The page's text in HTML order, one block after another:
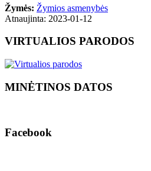
Žymės: Žymios asmenybės
Atnaujinta: 2023-01-12
VIRTUALIOS PARODOS
MINĖTINOS DATOS
Facebook